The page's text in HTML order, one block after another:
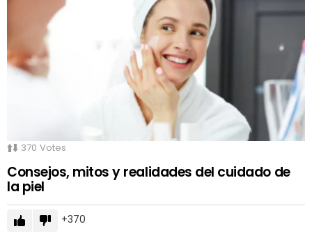
370 Votes
Consejos, mitos y realidades del cuidado de
la piel
370